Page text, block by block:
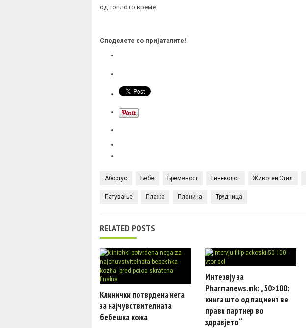
од топлото време.
Споделете со пријателите!
Абортус Бебе Бременост Гинеколог Животен Стил
Патување Плажа Планина Трудница
RELATED POSTS
Клинички потврдена нега
за најчувствителната
бебешка кожа
Интервју за
Pharmanews.mk: „50>100:
книга што од пациент ве
прави партнер во
здравјето“